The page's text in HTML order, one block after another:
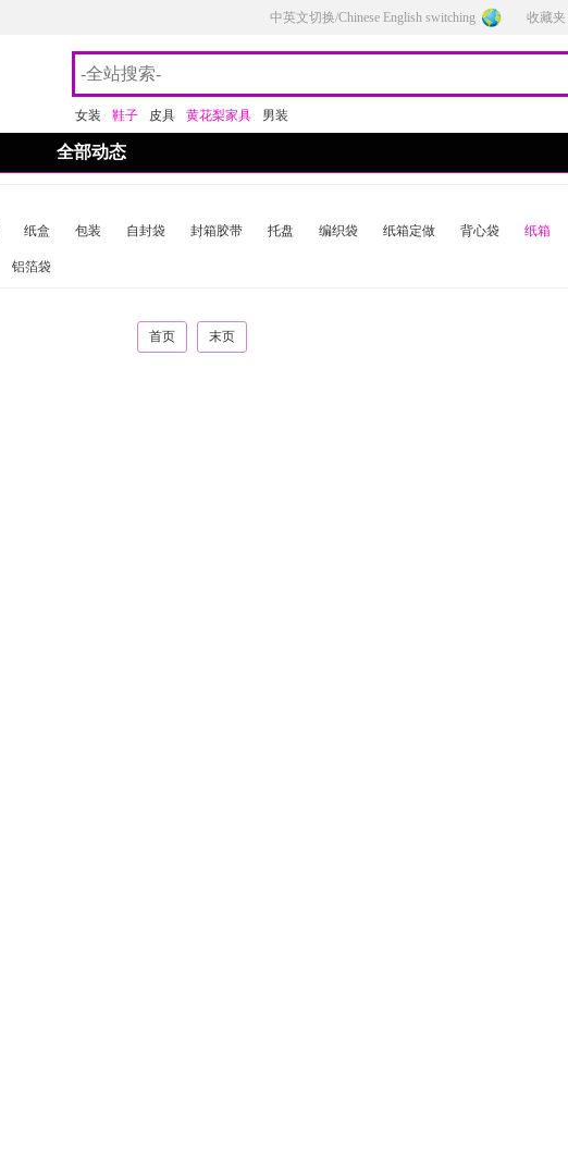
中英文切换/Chinese English switching 收藏夹
女装 鞋子 皮具 黄花梨家具 男装
全部动态
纸盒 包装 自封袋 封箱胶带 托盘 编织袋 纸箱定做 背心袋 纸箱
铝箔袋
首页 末页